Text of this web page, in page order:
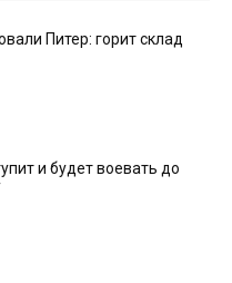
Питер: горит склад
и будет воевать до